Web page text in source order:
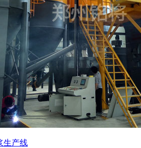
生产线